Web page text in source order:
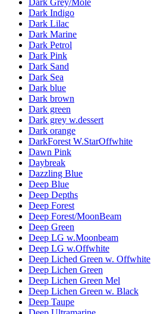
Dark Indigo
Dark Lilac
Dark Marine
Dark Petrol
Dark Pink
Dark Sand
Dark Sea
Dark blue
Dark brown
Dark green
Dark grey w.dessert
Dark orange
DarkForest W.StarOffwhite
Dawn Pink
Daybreak
Dazzling Blue
Deep Blue
Deep Depths
Deep Forest
Deep Forest/MoonBeam
Deep Green
Deep LG w.Moonbeam
Deep LG w.Offwhite
Deep Liched Green w. Offwhite
Deep Lichen Green
Deep Lichen Green Mel
Deep Lichen Green w. Black
Deep Taupe